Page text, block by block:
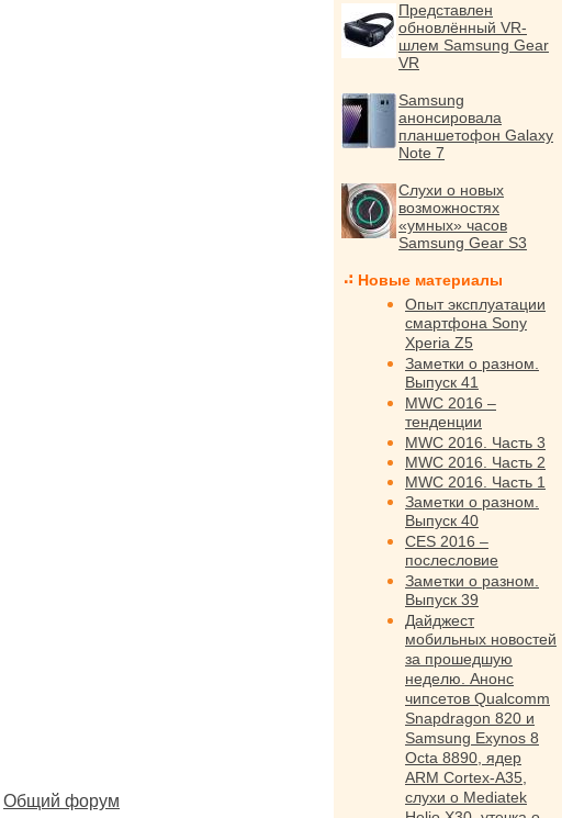
Общий форум
Представлен
обновлённый VR-
шлем Samsung Gear
VR
Samsung
анонсировала
планшетофон Galaxy
Note 7
Слухи о новых
возможностях
«умных» часов
Samsung Gear S3
Новые материалы
Опыт эксплуатации
смартфона Sony
Xperia Z5
Заметки о разном.
Выпуск 41
MWC 2016 –
тенденции
MWC 2016. Часть 3
MWC 2016. Часть 2
MWC 2016. Часть 1
Заметки о разном.
Выпуск 40
CES 2016 –
послесловие
Заметки о разном.
Выпуск 39
Дайджест
мобильных новостей
за прошедшую
неделю. Анонс
чипсетов Qualcomm
Snapdragon 820 и
Samsung Exynos 8
Octa 8890, ядер
ARM Cortex-A35,
слухи о Mediatek